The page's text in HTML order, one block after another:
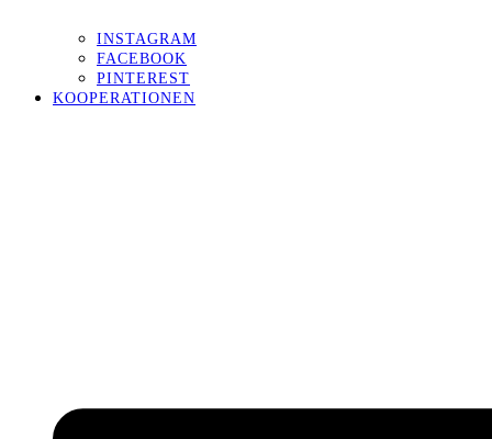
INSTAGRAM
FACEBOOK
PINTEREST
KOOPERATIONEN